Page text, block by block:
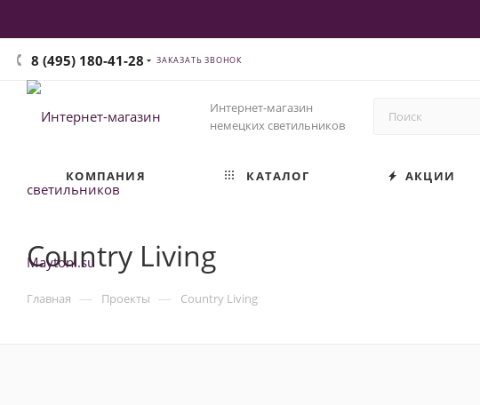
8 (495) 180-41-28 ЗАКАЗАТЬ ЗВОНОК
Интернет-магазин
немецких светильников
КОМПАНИЯ КАТАЛОГ АКЦИИ
Country Living
Главная — Проекты — Country Living